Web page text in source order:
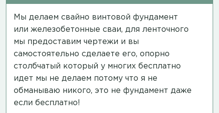
Мы делаем свайно винтовой фундамент
или железобетонные сваи, для ленточного
мы предоставим чертежи и вы
самостоятельно сделаете его, опорно
столбчатый который у многих бесплатно
идет мы не делаем потому что я не
обманываю никого, это не фундамент даже
если бесплатно!